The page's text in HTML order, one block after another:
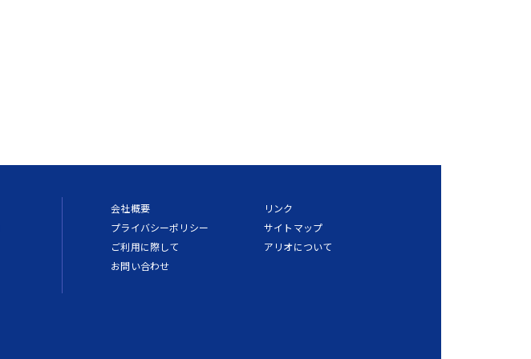
会社概要
プライバシーポリシー
ご利用に際して
お問い合わせ
リンク
サイトマップ
アリオについて